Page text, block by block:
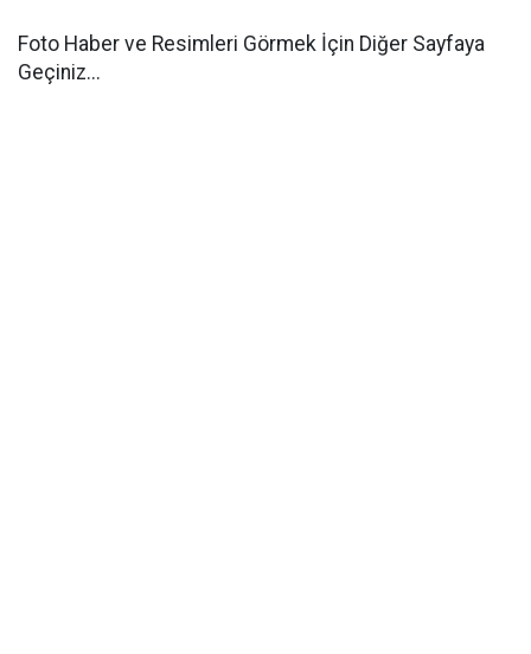
Foto Haber ve Resimleri Görmek İçin Diğer Sayfaya
Geçiniz...